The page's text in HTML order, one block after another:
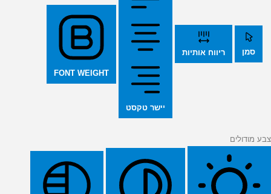
סמן ריווח אותיות
יישר טקסט
FONT WEIGHT
צבע מודולים